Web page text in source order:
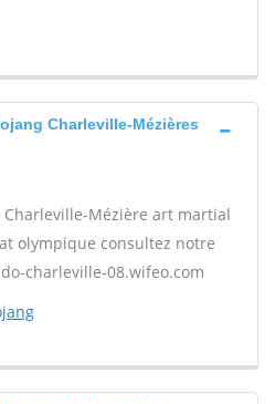
Charleville-Mézières
Charleville-Mézière art martial
olympique consultez notre
charleville-08.wifeo.com